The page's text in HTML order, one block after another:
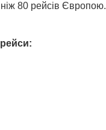
ніж 80 рейсів Європою.